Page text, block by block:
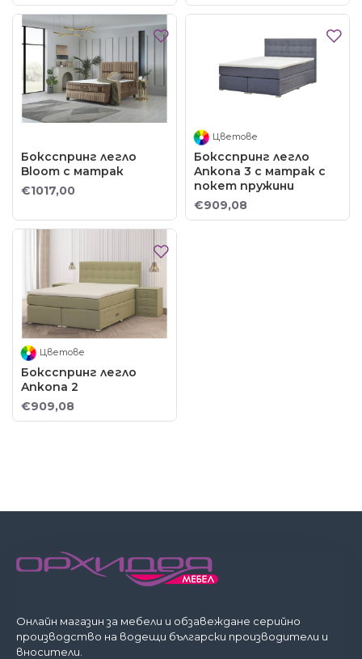
Боксспринг легло
Bloom с матрак
€1017,00
Цветове
Боксспринг легло
Ankona 3 с матрак с
покет пружини
€909,08
Цветове
Боксспринг легло
Ankona 2
€909,08
Онлайн магазин за мебели и обзавеждане серийно
производство на водещи български производители и
вносители.